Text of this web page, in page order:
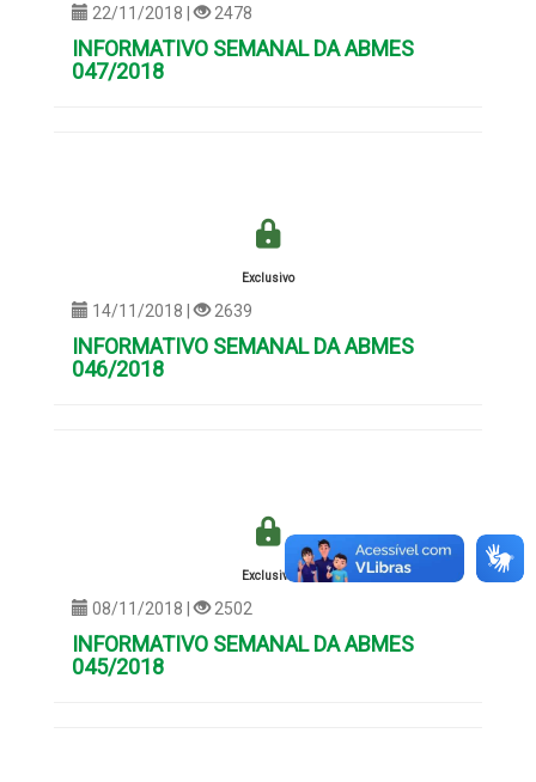
22/11/2018 | 2478
INFORMATIVO SEMANAL DA ABMES
047/2018
Exclusivo
14/11/2018 | 2639
INFORMATIVO SEMANAL DA ABMES
046/2018
Exclusivo
08/11/2018 | 2502
INFORMATIVO SEMANAL DA ABMES
045/2018